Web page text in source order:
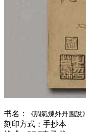
书名： 《調氣煉外丹圖說》
刻印方式：手抄本